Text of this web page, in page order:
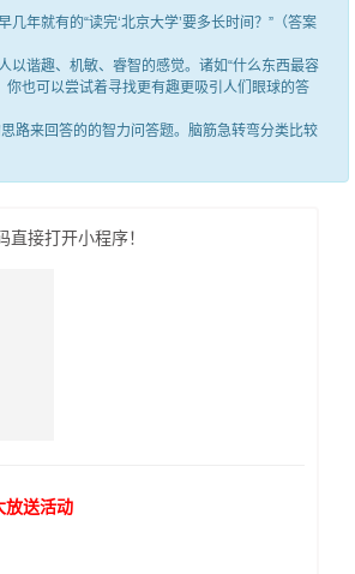
就有的“读完‘北京大学’要多长时间？”（答案
谐趣、机敏、睿智的感觉。诸如“什么东西最容
你也可以尝试着寻找更有趣更吸引人们眼球的答
来回答的的智力问答题。脑筋急转弯分类比较
接打开小程序！
放送活动